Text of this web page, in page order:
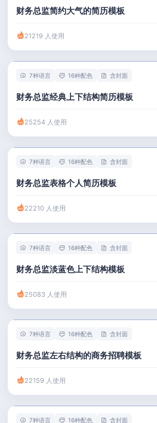
财务总监简约大气的简历模板
21219 人使用
7种语言 16种配色 含封面
财务总监经典上下结构简历模板
25254 人使用
7种语言 16种配色 含封面
财务总监表格个人简历模板
22210 人使用
7种语言 16种配色 含封面
财务总监淡蓝色上下结构模板
25083 人使用
7种语言 16种配色 含封面
财务总监左右结构的商务招聘模板
22159 人使用
7种语言 16种配色 含封面